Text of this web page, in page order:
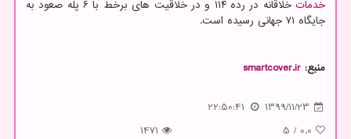
خدمات
خلاقانه در رده ۱۱۴ و در خلاقیت های برخط با ۶ پله صعود به
جایگاه ۷۱ جهانی رسیده است.
منبع: smartcover.ir
1399/11/23
22:50:41
0.0
/
5
1471